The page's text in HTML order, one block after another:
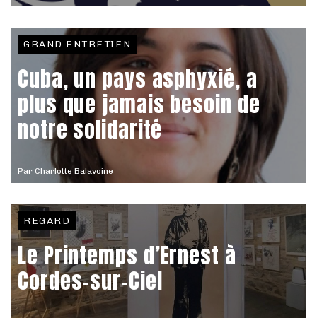
Par Charlotte Balavoine
GRAND ENTRETIEN
Cuba, un pays asphyxié, a
plus que jamais besoin de
notre solidarité
REGARD
Le Printemps d’Ernest à
Cordes-sur-Ciel